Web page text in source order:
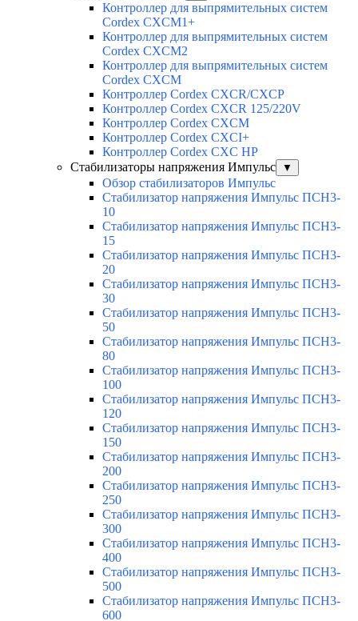
Контроллер для выпрямительных систем
Cordex CXCM1+
Контроллер для выпрямительных систем
Cordex CXCM2
Контроллер для выпрямительных систем
Cordex CXCM
Контроллер Cordex CXCR/CXCP
Контроллер Cordex CXCR 125/220V
Контроллер Cordex CXCM
Контроллер Cordex CXCI+
Контроллер Cordex CXC HP
Стабилизаторы напряжения Импульс
▼
Обзор стабилизаторов Импульс
Стабилизатор напряжения Импульс ПСН3-
10
Стабилизатор напряжения Импульс ПСН3-
15
Стабилизатор напряжения Импульс ПСН3-
20
Стабилизатор напряжения Импульс ПСН3-
30
Стабилизатор напряжения Импульс ПСН3-
50
Стабилизатор напряжения Импульс ПСН3-
80
Стабилизатор напряжения Импульс ПСН3-
100
Стабилизатор напряжения Импульс ПСН3-
120
Стабилизатор напряжения Импульс ПСН3-
150
Стабилизатор напряжения Импульс ПСН3-
200
Стабилизатор напряжения Импульс ПСН3-
250
Стабилизатор напряжения Импульс ПСН3-
300
Стабилизатор напряжения Импульс ПСН3-
400
Стабилизатор напряжения Импульс ПСН3-
500
Стабилизатор напряжения Импульс ПСН3-
600